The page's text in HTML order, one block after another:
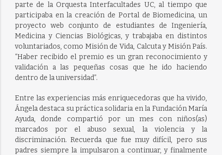
parte de la Orquesta Interfacultades UC, al tiempo que
participaba en la creación de Portal de Biomedicina, un
proyecto web conjunto de estudiantes de Ingeniería,
Medicina y Ciencias Biológicas, y trabajaba en distintos
voluntariados, como Misión de Vida, Calcuta y Misión País.
“Haber recibido el premio es un gran reconocimiento y
validación a las pequeñas cosas que he ido haciendo
dentro de la universidad”.
Entre las experiencias más enriquecedoras que ha vivido,
Ángela destaca su práctica solidaria en la Fundación María
Ayuda, donde compartió por un mes con niños(as)
marcados por el abuso sexual, la violencia y la
discriminación. Recuerda que fue muy difícil, pero sus
padres siempre la impulsaron a continuar, y finalmente